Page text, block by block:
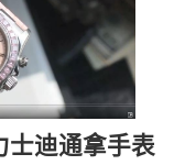
士迪通拿手表